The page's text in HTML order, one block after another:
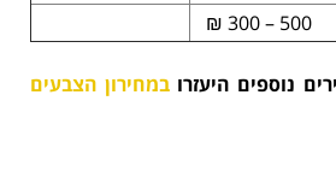
500 – 300 ₪
נוספים היעזרו במחירון הצבעים